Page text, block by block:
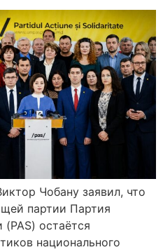
Чобану заявил, что
партии Партия
остаётся
национального